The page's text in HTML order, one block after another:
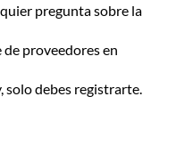
pregunta sobre la
de proveedores en
solo debes registrarte.